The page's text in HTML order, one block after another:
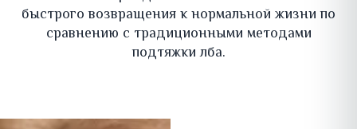
быстрого возвращения к нормальной жизни по
сравнению с традиционными методами
подтяжки лба.